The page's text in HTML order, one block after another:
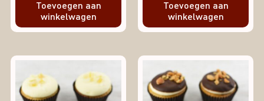
Toevoegen aan
winkelwagen
Toevoegen aan
winkelwagen